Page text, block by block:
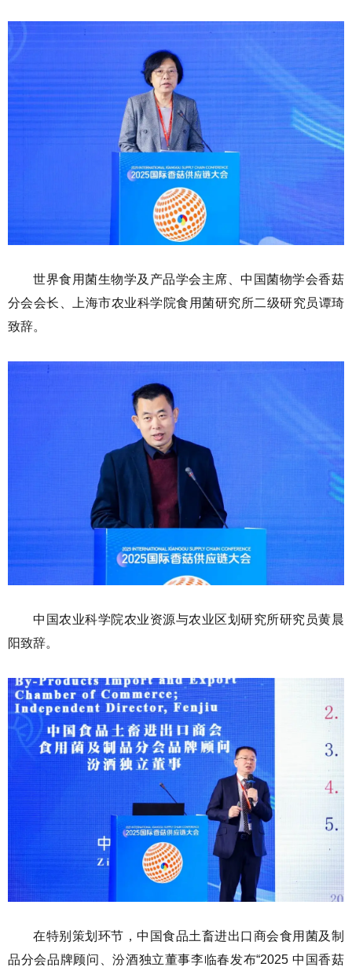
世界食用菌生物学及产品学会主席、中国菌物学会香菇
分会会长、上海市农业科学院食用菌研究所二级研究员谭琦
致辞。
中国农业科学院农业资源与农业区划研究所研究员黄晨
阳致辞。
在特别策划环节，中国食品土畜进出口商会食用菌及制
品分会品牌顾问、汾酒独立董事李临春发布“2025 中国香菇